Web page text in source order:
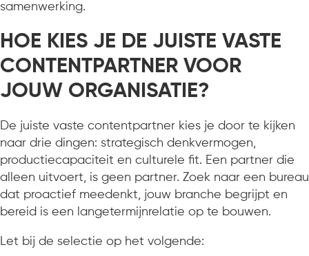
samenwerking.
HOE KIES JE DE JUISTE VASTE
CONTENTPARTNER VOOR
JOUW ORGANISATIE?
De juiste vaste contentpartner kies je door te kijken
naar drie dingen: strategisch denkvermogen,
productiecapaciteit en culturele fit. Een partner die
alleen uitvoert, is geen partner. Zoek naar een bureau
dat proactief meedenkt, jouw branche begrijpt en
bereid is een langetermijnrelatie op te bouwen.
Let bij de selectie op het volgende: